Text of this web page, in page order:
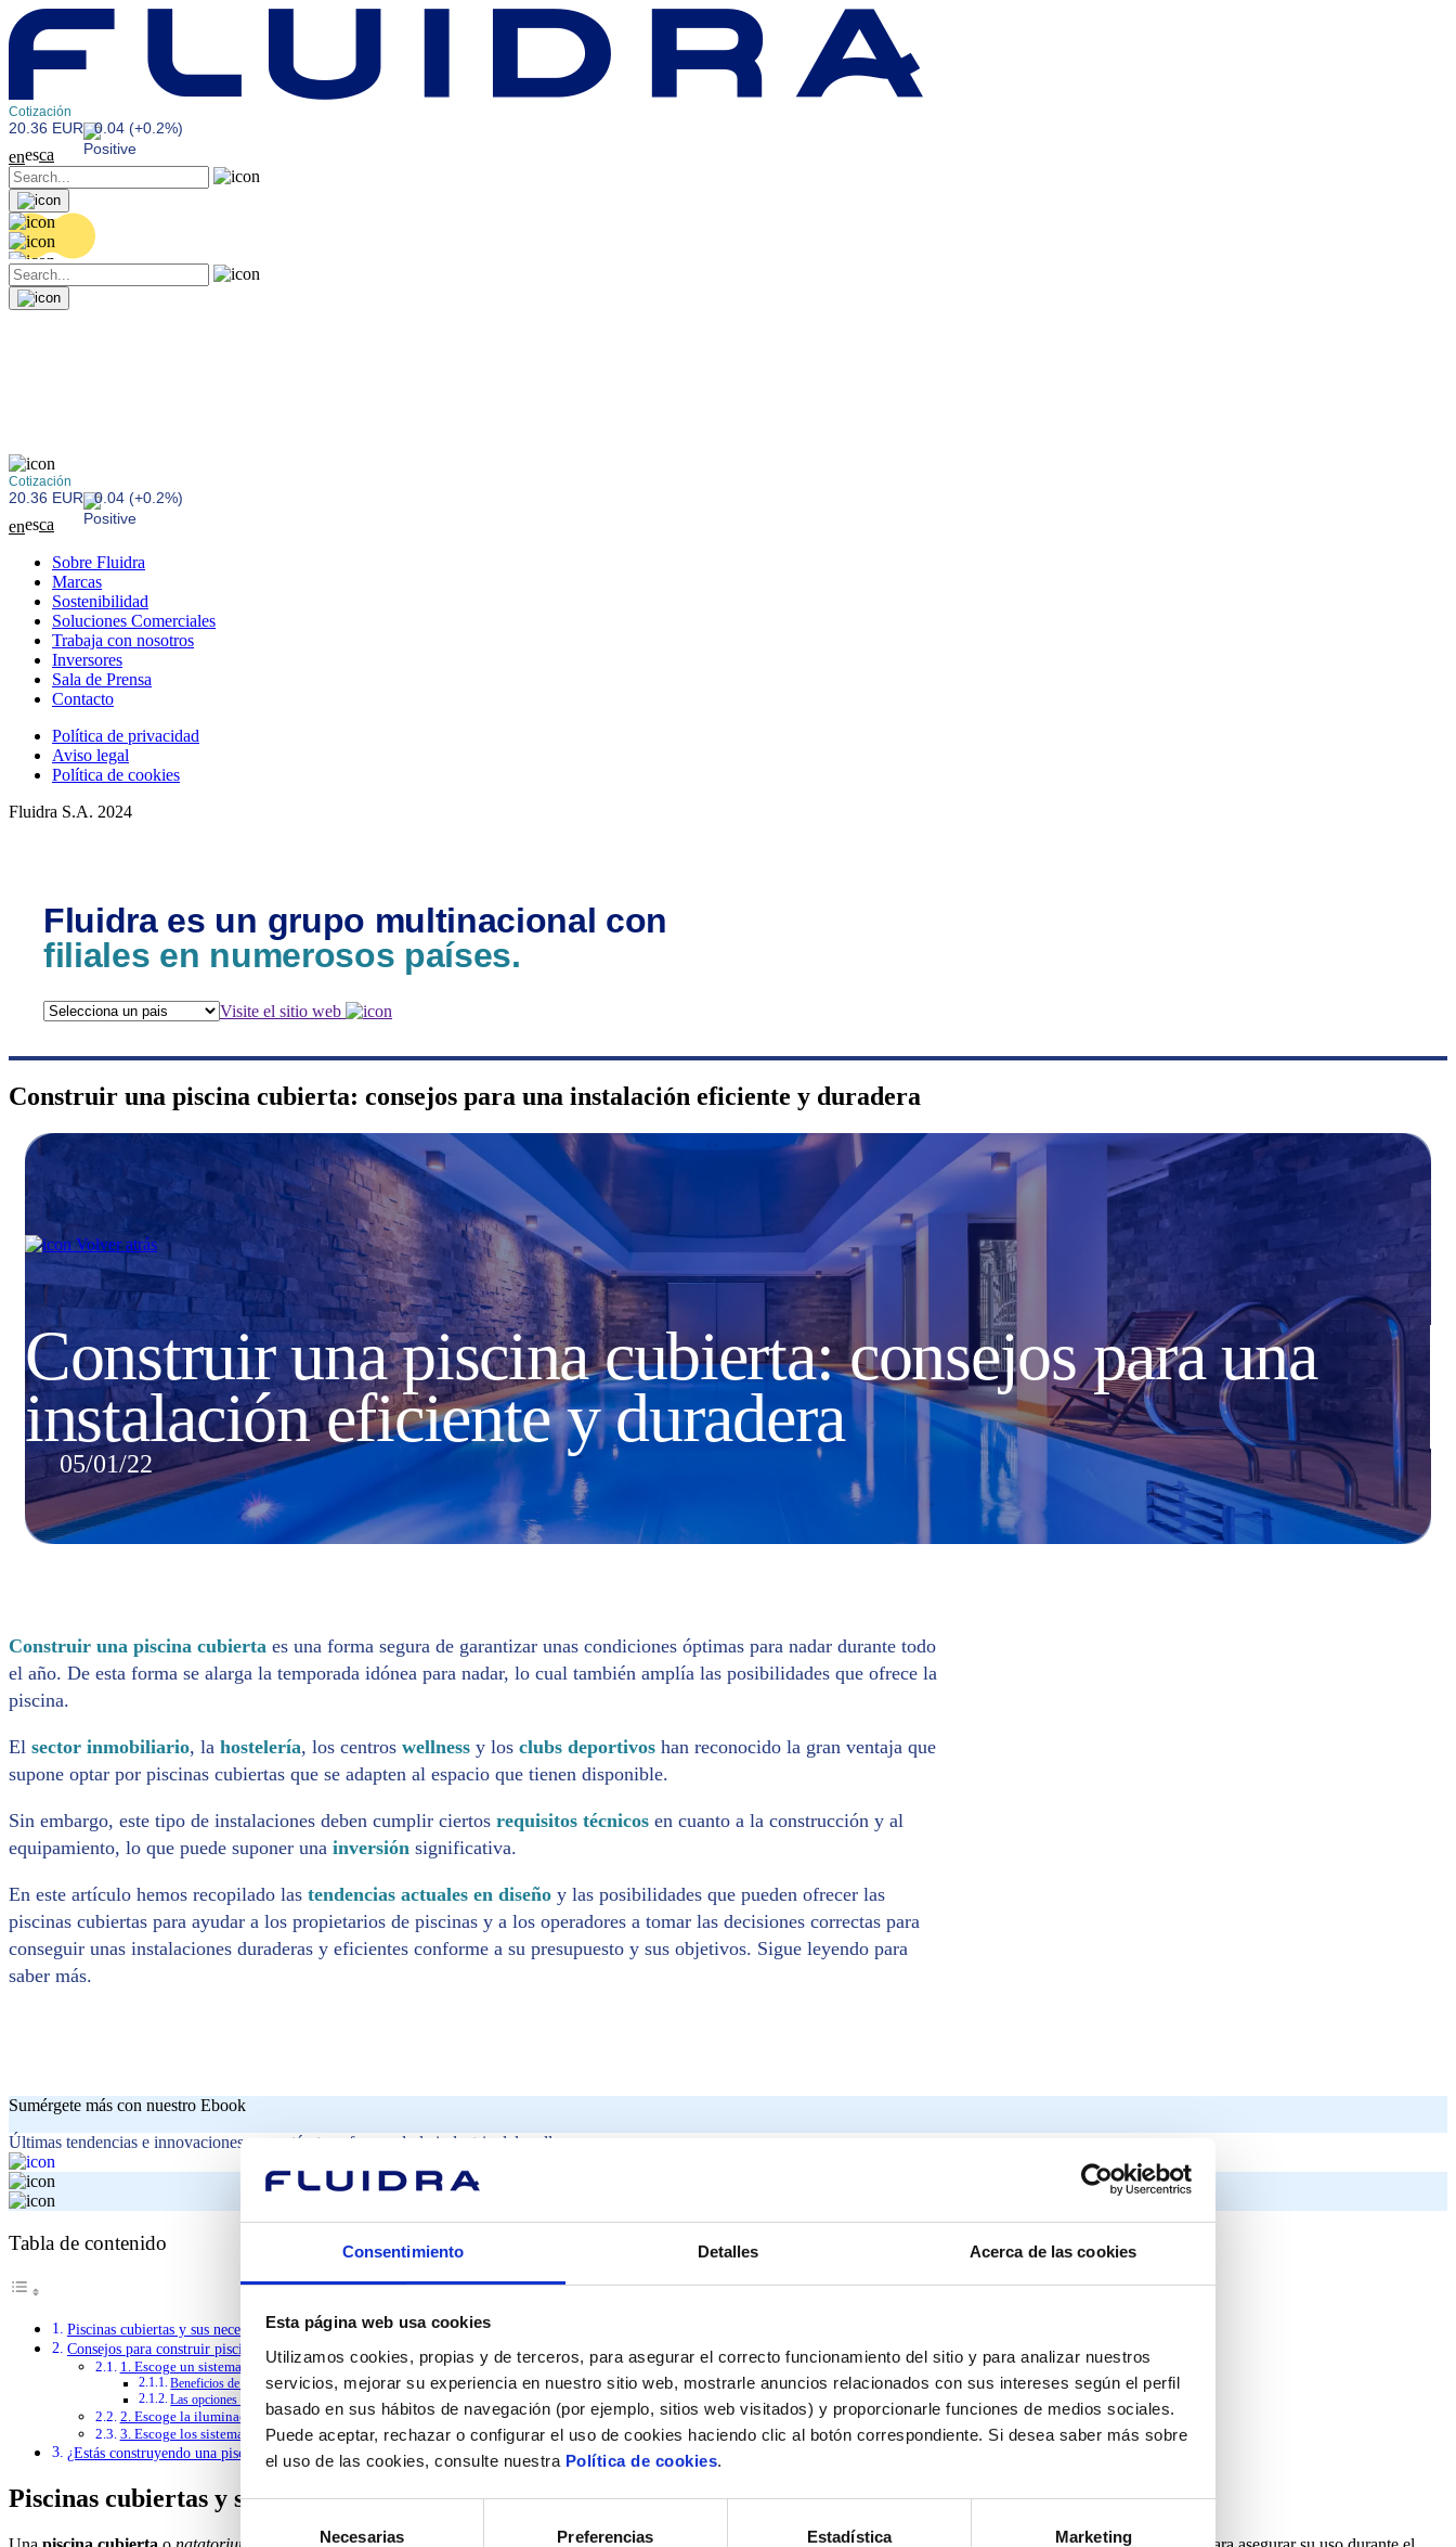
Consentimiento Detalles Acerca de las cookies
Esta página web usa cookies
Utilizamos cookies, propias y de terceros, para asegurar el correcto funcionamiento del sitio y para analizar nuestros
servicios, mejorar su experiencia en nuestro sitio web, mostrarle anuncios relacionados con sus intereses según el perfil
basado en sus hábitos de navegación (por ejemplo, sitios web visitados) y proporcionarle funciones de medios sociales.
Puede aceptar, rechazar o configurar el uso de cookies haciendo clic al botón correspondiente. Si desea saber más sobre
el uso de las cookies, consulte nuestra Política de cookies.
Selección
Necesarias Preferencias Estadística Marketing
Cotización
20.36 EUR 0.04 (+0.2%)
enesca
Cotización
20.36 EUR 0.04 (+0.2%)
enesca
Sobre Fluidra
Marcas
Sostenibilidad
Soluciones Comerciales
Trabaja con nosotros
Inversores
Sala de Prensa
Contacto
Política de privacidad
Aviso legal
Política de cookies
Fluidra S.A. 2024
Fluidra es un grupo multinacional con
filiales en numerosos países.
Visite el sitio web
Construir una piscina cubierta: consejos para una instalación eficiente y duradera
Volver atrás
Construir una piscina cubierta: consejos para una
instalación eficiente y duradera
05/01/22
Construir una piscina cubierta es una forma segura de garantizar unas condiciones óptimas para nadar durante todo
el año. De esta forma se alarga la temporada idónea para nadar, lo cual también amplía las posibilidades que ofrece la
piscina.
El sector inmobiliario, la hostelería, los centros wellness y los clubs deportivos han reconocido la gran ventaja que
supone optar por piscinas cubiertas que se adapten al espacio que tienen disponible.
Sin embargo, este tipo de instalaciones deben cumplir ciertos requisitos técnicos en cuanto a la construcción y al
equipamiento, lo que puede suponer una inversión significativa.
En este artículo hemos recopilado las tendencias actuales en diseño y las posibilidades que pueden ofrecer las
piscinas cubiertas para ayudar a los propietarios de piscinas y a los operadores a tomar las decisiones correctas para
conseguir unas instalaciones duraderas y eficientes conforme a su presupuesto y sus objetivos. Sigue leyendo para
saber más.
Sumérgete más con nuestro Ebook
Últimas tendencias e innovaciones que están transformando la industria del wellness
Tabla de contenido
Piscinas cubiertas y sus necesidades específicas
Consejos para construir piscinas cubiertas
1. Escoge un sistema de paneles modulares
Beneficios de construir una piscina cubierta con un sistema de paneles modulares
Las opciones de Fluidra
2. Escoge la iluminación LED adecuada a cada proyecto
3. Escoge los sistemas adecuados para el tratamiento del agua y del aire
¿Estás construyendo una piscina cubierta? Diséñala pensando en términos de rentabilidad y eficiencia
Piscinas cubiertas y sus necesidades específicas